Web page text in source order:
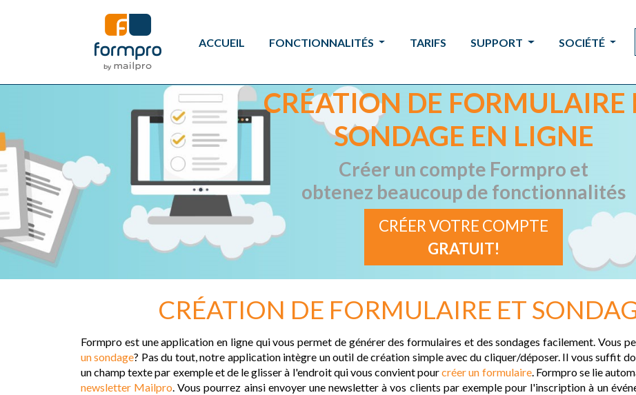
ACCUEIL FONCTIONNALITÉS TARIFS SUPPORT SOCIÉTÉ
CRÉATION DE FORMULAIRE
SONDAGE EN LIGNE
Créer un compte Formpro et
obtenez beaucoup de fonctionnalités
CRÉER VOTRE COMPTE
GRATUIT!
CRÉATION DE FORMULAIRE ET
Formpro est une application en ligne qui vous permet de générer des formulaires et des sondages facilement. Vous
un sondage? Pas du tout, notre application intègre un outil de création simple avec du cliquer/déposer. Il vous suffit
un champ texte par exemple et de le glisser à l'endroit qui vous convient pourcréer un formulaire. Formpro se lie
newsletter Mailpro. Vous pourrez ainsi envoyer une newsletter à vos clients par exemple pour l'inscription à un